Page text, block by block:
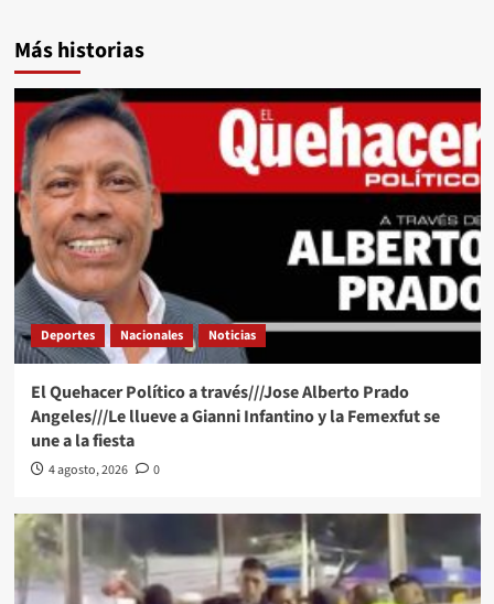
Más historias
Deportes Nacionales Noticias
El Quehacer Político a través///Jose Alberto Prado
Angeles///Le llueve a Gianni Infantino y la Femexfut se
une a la fiesta
4 agosto, 2026 0